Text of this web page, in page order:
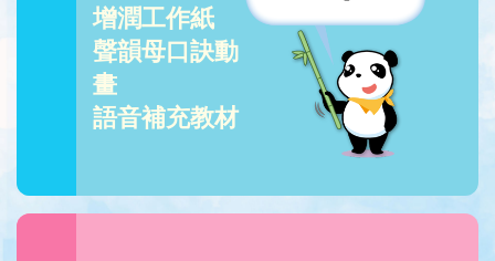
增潤工作紙
聲韻母口訣動
畫
語音補充教材